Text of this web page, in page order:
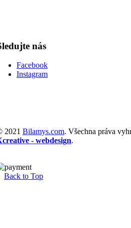
nás
Facebook
Instagram
2021 Bilamys.com. Všechna práva
- webdesign.
Back to Top